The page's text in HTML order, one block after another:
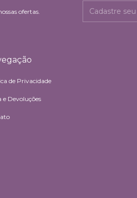
ofertas.
de Privacidade
e Devoluções